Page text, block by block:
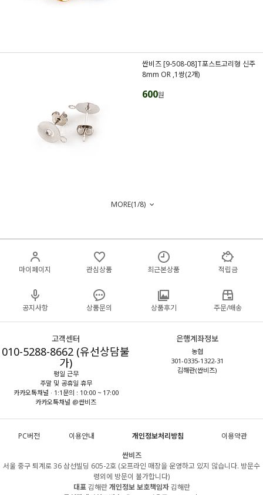
싼비즈 [9-508-08]T포스트고리형 신주
8mm OR ,1쌍(2개)
600원
MORE(1/8)
마이페이지 관심상품 최근본상품 적립금
공지사항 상품문의 상품후기 주문/배송
고객센터
010-5288-8662 (유선상담불
가)
평일 근무
주말 및 공휴일 휴무
카카오톡채널 · 1:1문의 : 10:00 ~ 17:00
카카오톡채널 @싼비즈
은행계좌정보
농협
301-0335-1322-31
김해란(싼비즈)
PC버전 이용안내 개인정보처리방침
이용약관
싼비즈
서울 중구 퇴계로 36 삼선빌딩 605-2호 (오프라인 매장을 운영하고 있지 않습니다. 방문수
령외에 방문이 불가합니다)
대표김해란개인정보 보호책임자김해란